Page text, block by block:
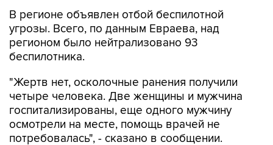
В регионе объявлен отбой беспилотной
угрозы. Всего, по данным Евраева, над
регионом было нейтрализовано 93
беспилотника.
"Жертв нет, осколочные ранения получили
четыре человека. Две женщины и мужчина
госпитализированы, еще одного мужчину
осмотрели на месте, помощь врачей не
потребовалась", - сказано в сообщении.